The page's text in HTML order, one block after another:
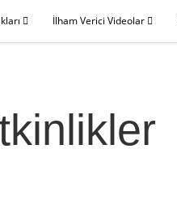
İlham Verici Videolar